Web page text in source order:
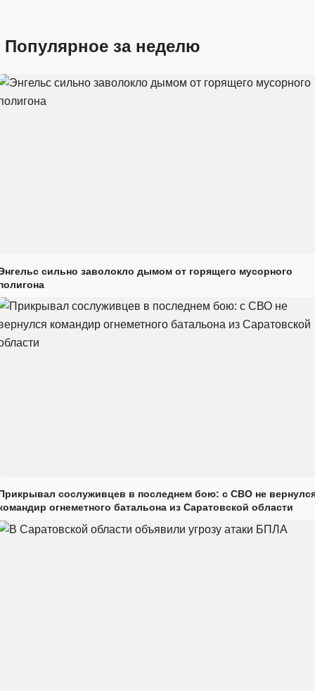
Популярное за неделю
сильно заволокло дымом от горящего мусорного
сослуживцев в последнем бою: с СВО не
огнеметного батальона из Саратовской области